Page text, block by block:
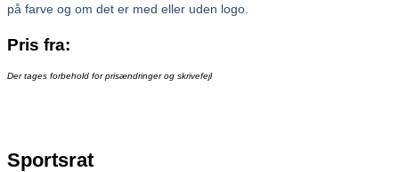
på farve og om det er med eller uden logo.
Pris fra:
Der tages forbehold for prisændringer og skrivefejl
Sportsrat